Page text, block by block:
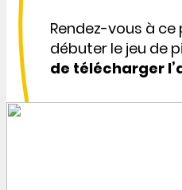
Rendez-vous à
débuter le jeu de
de télécharger